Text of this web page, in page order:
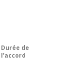
Durée de
l’accord